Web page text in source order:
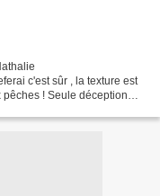
c'est sûr , la texture est
! Seule déception